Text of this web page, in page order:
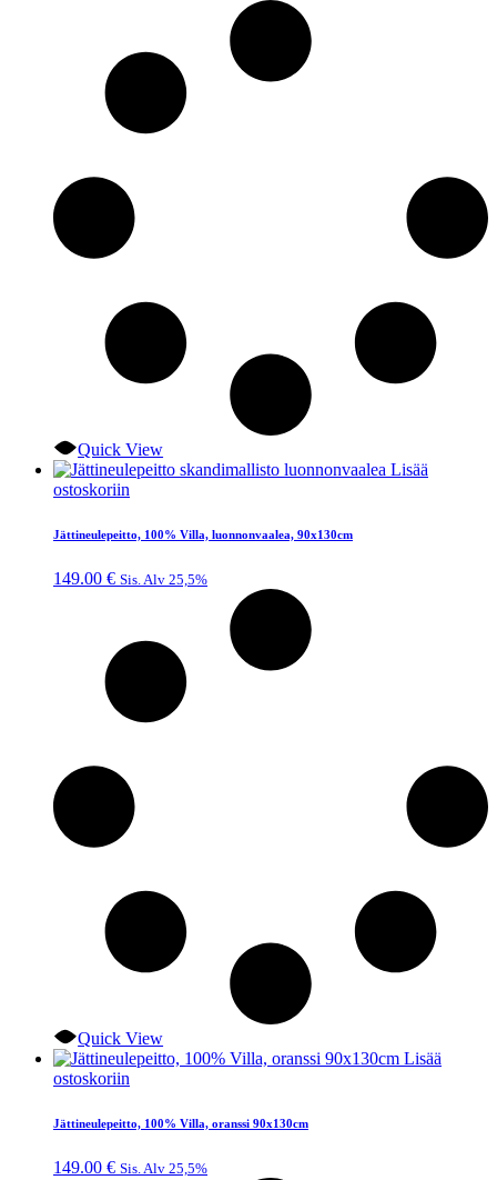
Quick View
Lisää
ostoskoriin
Jättineulepeitto, 100% Villa, luonnonvaalea, 90x130cm
149.00 € Sis. Alv 25,5%
Quick View
Lisää
ostoskoriin
Jättineulepeitto, 100% Villa, oranssi 90x130cm
149.00 € Sis. Alv 25,5%